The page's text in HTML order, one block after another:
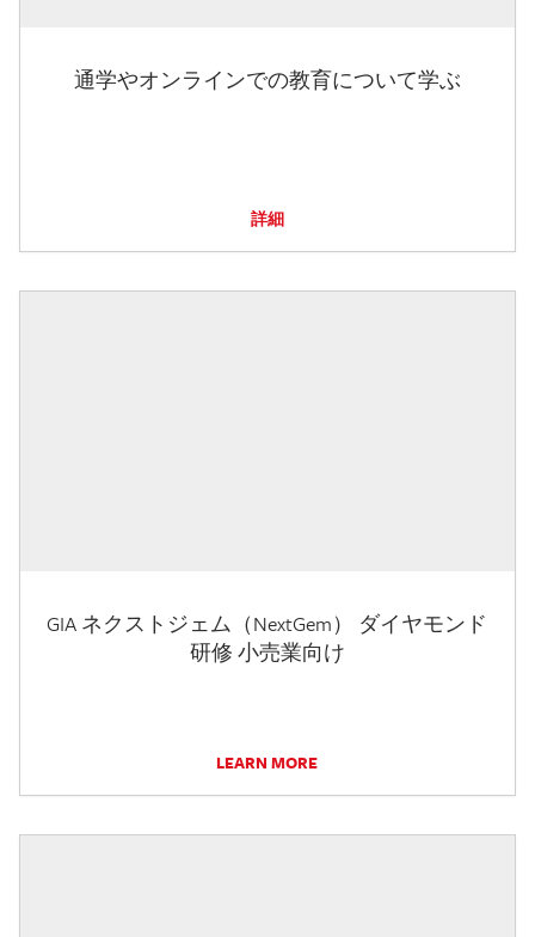
通学やオンラインでの教育について学ぶ
詳細
GIA ネクストジェム（NextGem） ダイヤモンド
研修 小売業向け
LEARN MORE